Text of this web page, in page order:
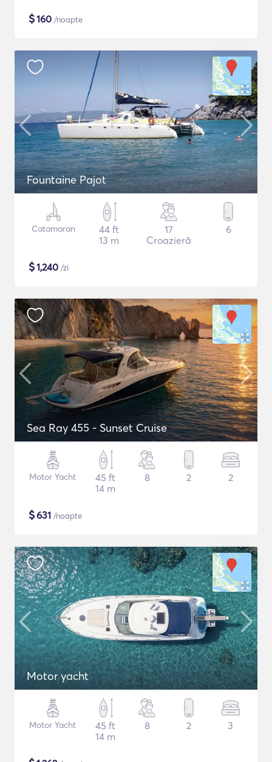
$160 /noapte
Fountaine Pajot
Catamaran
44 ft
13 m
17
Croazieră
6
$1,240 /zi
Sea Ray 455 - Sunset Cruise
Motor Yacht
45 ft
14 m
8 2 2
$631 /noapte
Motor yacht
Motor Yacht
45 ft
14 m
8 2 3